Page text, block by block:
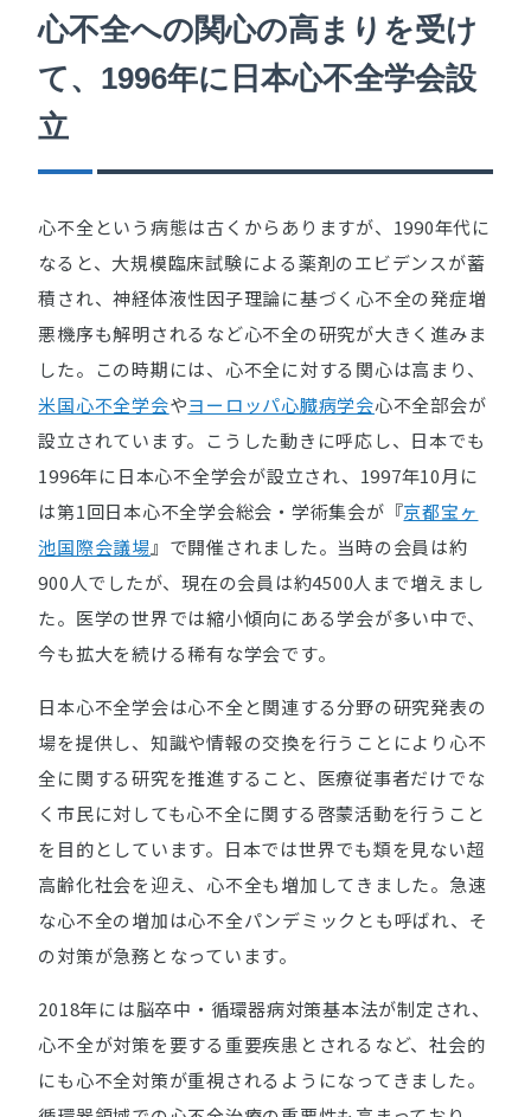
心不全への関心の高まりを受け
て、1996年に日本心不全学会設
立
心不全という病態は古くからありますが、1990年代に
なると、大規模臨床試験による薬剤のエビデンスが蓄
積され、神経体液性因子理論に基づく心不全の発症増
悪機序も解明されるなど心不全の研究が大きく進みま
した。この時期には、心不全に対する関心は高まり、
米国心不全学会やヨーロッパ心臓病学会心不全部会が
設立されています。こうした動きに呼応し、日本でも
1996年に日本心不全学会が設立され、1997年10月に
は第1回日本心不全学会総会・学術集会が『京都宝ヶ
池国際会議場』で開催されました。当時の会員は約
900人でしたが、現在の会員は約4500人まで増えまし
た。医学の世界では縮小傾向にある学会が多い中で、
今も拡大を続ける稀有な学会です。
日本心不全学会は心不全と関連する分野の研究発表の
場を提供し、知識や情報の交換を行うことにより心不
全に関する研究を推進すること、医療従事者だけでな
く市民に対しても心不全に関する啓蒙活動を行うこと
を目的としています。日本では世界でも類を見ない超
高齢化社会を迎え、心不全も増加してきました。急速
な心不全の増加は心不全パンデミックとも呼ばれ、そ
の対策が急務となっています。
2018年には脳卒中・循環器病対策基本法が制定され、
心不全が対策を要する重要疾患とされるなど、社会的
にも心不全対策が重視されるようになってきました。